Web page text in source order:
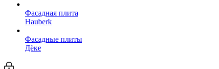
Фасадная плита
Hauberk
Фасадные плиты
Дёке